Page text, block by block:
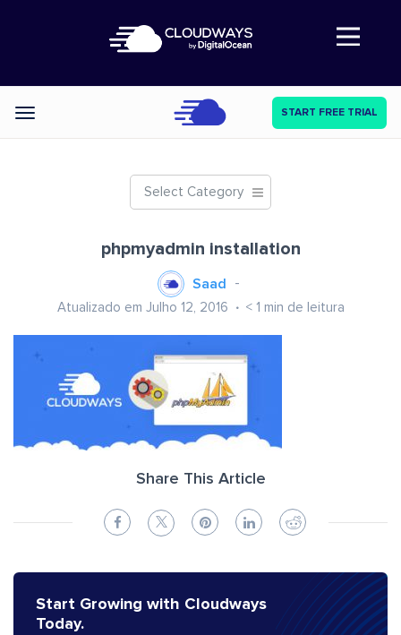
Abre a navegação
Categories START FREE TRIAL
Select Category
phpmyadmin installation
Saad
Atualizado em Julho 12, 2016 < 1 min de leitura
Share This Article
Start Growing with Cloudways
Today.